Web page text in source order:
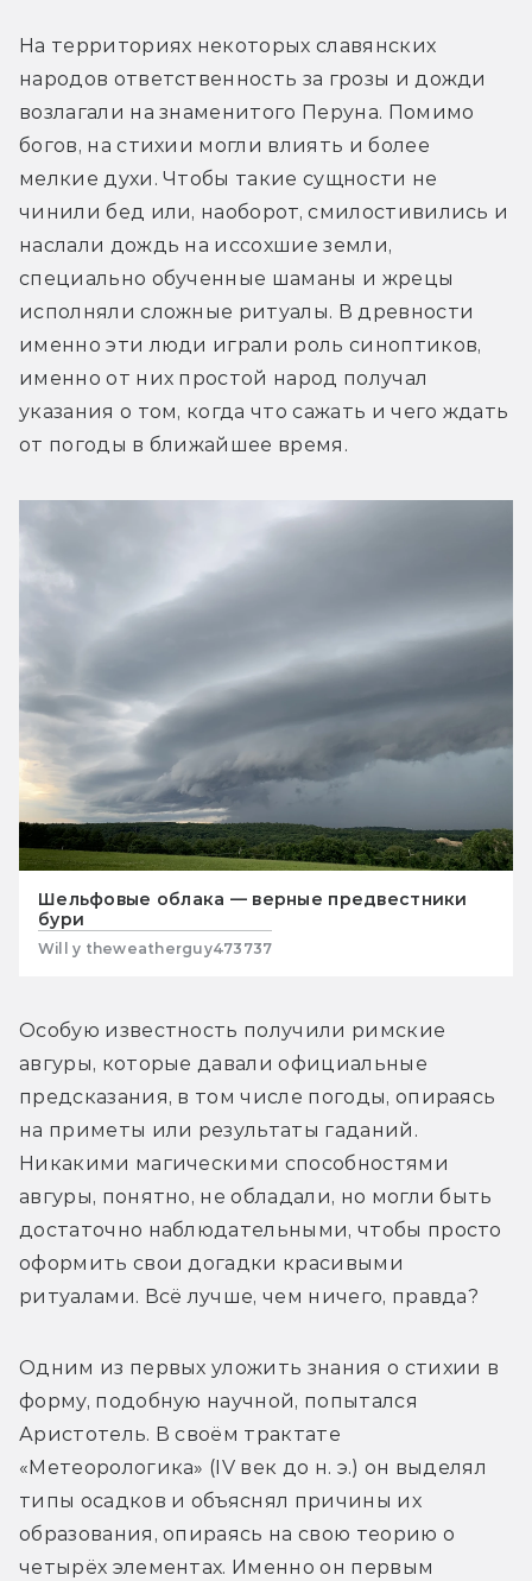
На территориях некоторых славянских
народов ответственность за грозы и дожди
возлагали на знаменитого Перуна. Помимо
богов, на стихии могли влиять и более
мелкие духи. Чтобы такие сущности не
чинили бед или, наоборот, смилостивились и
наслали дождь на иссохшие земли,
специально обученные шаманы и жрецы
исполняли сложные ритуалы. В древности
именно эти люди играли роль синоптиков,
именно от них простой народ получал
указания о том, когда что сажать и чего ждать
от погоды в ближайшее время.
Шельфовые облака — верные предвестники
бури
Will y theweatherguy473737
Особую известность получили римские
авгуры, которые давали официальные
предсказания, в том числе погоды, опираясь
на приметы или результаты гаданий.
Никакими магическими способностями
авгуры, понятно, не обладали, но могли быть
достаточно наблюдательными, чтобы просто
оформить свои догадки красивыми
ритуалами. Всё лучше, чем ничего, правда?
Одним из первых уложить знания о стихии в
форму, подобную научной, попытался
Аристотель. В своём трактате
«Метеорологика» (IV век до н. э.) он выделял
типы осадков и объяснял причины их
образования, опираясь на свою теорию о
четырёх элементах. Именно он первым